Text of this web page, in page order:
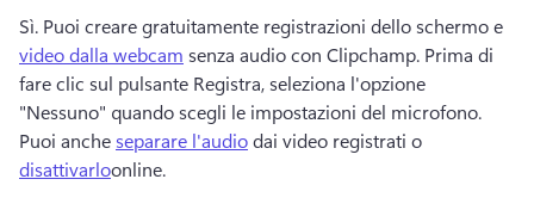
Sì. Puoi creare gratuitamente registrazioni dello schermo e
video dalla webcam senza audio con Clipchamp. Prima di
fare clic sul pulsante Registra, seleziona l'opzione
Puoi anche separare l'audio dai video registrati o
disattivarloonline.